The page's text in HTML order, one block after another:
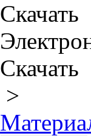
Скачать
Скачать
>